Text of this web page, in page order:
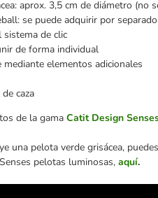
aprox. 3,5 cm de diámetro (no
se puede adquirir por
sistema de clic
de forma individual
elementos adicionales
caza
de la gama Catit Design
una pelota verde grisácea,
pelotas luminosas, aquí.